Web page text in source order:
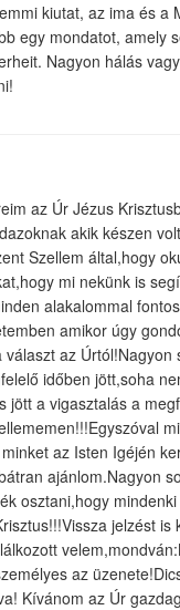
kiutat, az ima és
egy mondatot, amely
Nagyon hálás
az Úr Jézus
akik készen
Szellem által,hogy
mi nekünk is
alakalommal
amikor úgy
választ az
időben jött,soha
jött a vigasztalás a
az Isten Igéjén
ajánlom.Nagyon
osztani,hogy
jelzést
az
Kívánom az Úr